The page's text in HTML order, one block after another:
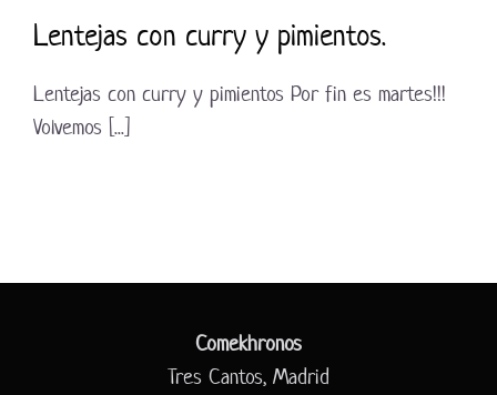
Lentejas con curry y pimientos.
Lentejas con curry y pimientos Por fin es martes!!!
Volvemos [...]
Comekhronos
Tres Cantos, Madrid